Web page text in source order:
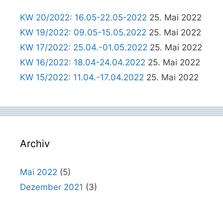
KW 20/2022: 16.05-22.05-2022 25. Mai 2022
KW 19/2022: 09.05-15.05.2022 25. Mai 2022
KW 17/2022: 25.04.-01.05.2022 25. Mai 2022
KW 16/2022: 18.04-24.04.2022 25. Mai 2022
KW 15/2022: 11.04.-17.04.2022 25. Mai 2022
Archiv
Mai 2022 (5)
Dezember 2021 (3)